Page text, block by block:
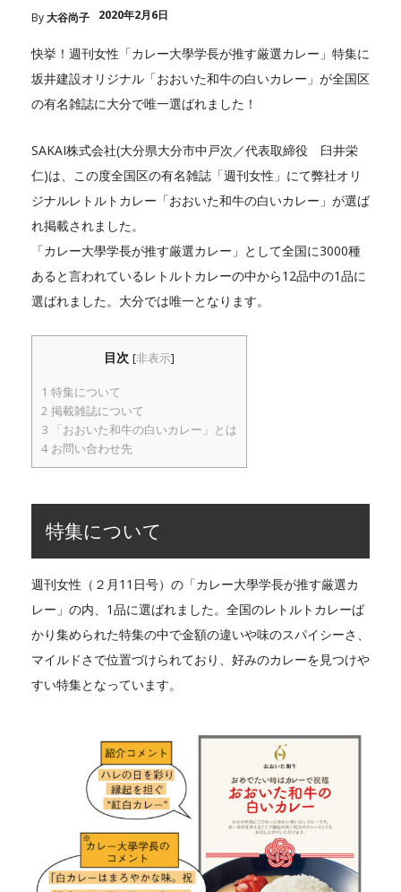
By大谷尚子 2020年2月6日
快挙！週刊女性「カレー大學学長が推す厳選カレー」特集に
坂井建設オリジナル「おおいた和牛の白いカレー」が全国区
の有名雑誌に大分で唯一選ばれました！
SAKAI株式会社(大分県大分市中戸次／代表取締役 臼井栄
仁)は、この度全国区の有名雑誌「週刊女性」にて弊社オリ
ジナルレトルトカレー「おおいた和牛の白いカレー」が選ば
れ掲載されました。
「カレー大學学長が推す厳選カレー」として全国に3000種
あると言われているレトルトカレーの中から12品中の1品に
選ばれました。大分では唯一となります。
目次 [非表示]
1 特集について
2 掲載雑誌について
3 「おおいた和牛の白いカレー」とは
4 お問い合わせ先
特集について
週刊女性（２月11日号）の「カレー大學学長が推す厳選カ
レー」の内、1品に選ばれました。全国のレトルトカレーば
かり集められた特集の中で金額の違いや味のスパイシーさ、
マイルドさで位置づけられており、好みのカレーを見つけや
すい特集となっています。